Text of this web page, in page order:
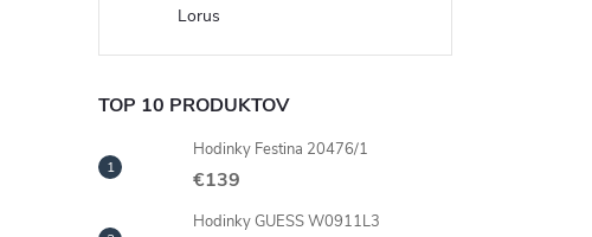
Lorus
TOP 10 PRODUKTOV
Hodinky Festina 20476/1
€139
Hodinky GUESS W0911L3